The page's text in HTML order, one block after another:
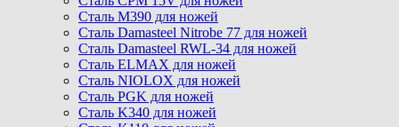
Сталь M390 для ножей
Сталь Damasteel Nitrobe 77 для ножей
Сталь Damasteel RWL-34 для ножей
Сталь ELMAX для ножей
Сталь NIOLOX для ножей
Сталь PGK для ножей
Сталь K340 для ножей